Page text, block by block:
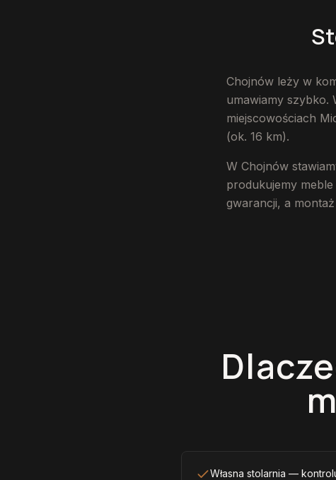
Chojnów leży w
umawiamy szybko.
miejscowościach
(ok. 16 km).
W Chojnów
produkujemy meble
gwarancji, a
Własna stolarnia —